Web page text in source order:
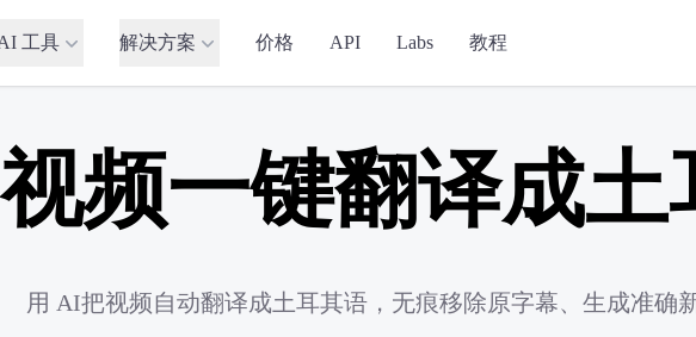
工具 解决方案 价格 API Labs 教程
视频一键翻译成土
用 AI把视频自动翻译成土耳其语，无痕移除原字幕、生成准确